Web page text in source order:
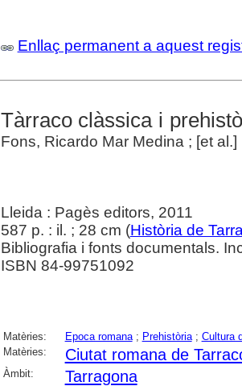
Enllaç permanent a aquest
Tàrraco clàssica i
Fons, Ricardo Mar Medina ; [et al.]
Lleida : Pagès editors, 2011
587 p. : il. ; 28 cm (Història de
Bibliografia i fonts documentals.
ISBN 84-99751092
Matèries: Epoca romana; Prehistòria; Cultura
Matèries:
Ciutat romana de
Àmbit: Tarragona